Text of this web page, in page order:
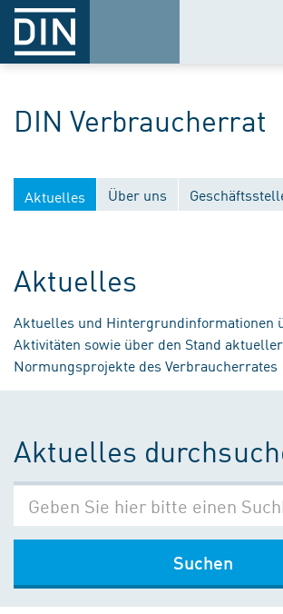
DIN Verbraucherrat
Aktuelles Über uns
Aktuelles
Aktuelles und Hintergrundinformationen
Aktivitäten sowie über den Stand aktueller
Normungsprojekte des Verbraucherrates
Aktuelles
Suchen